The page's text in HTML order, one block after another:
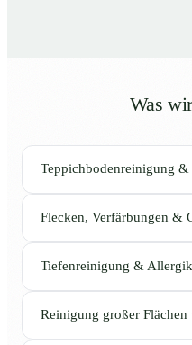
Was
Teppichbodenreinigung &
Flecken, Verfärbungen &
Tiefenreinigung &
Reinigung großer Flächen